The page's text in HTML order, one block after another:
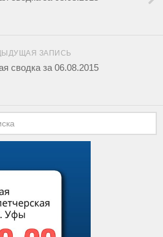
ЗАПИСЬ
сводка за 06.08.2015